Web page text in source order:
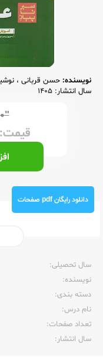
نویسنده: حسن قربانی ،
سال انتشار: 1405
"۱,۳۵۰,۰۰۰"
دانلود رایگان pdf صفحات
سال تحصیلی:‌
نویسنده:‌
دسته بندی:
نام درس:
تعداد صفحات:‌
سال انتشار:‌